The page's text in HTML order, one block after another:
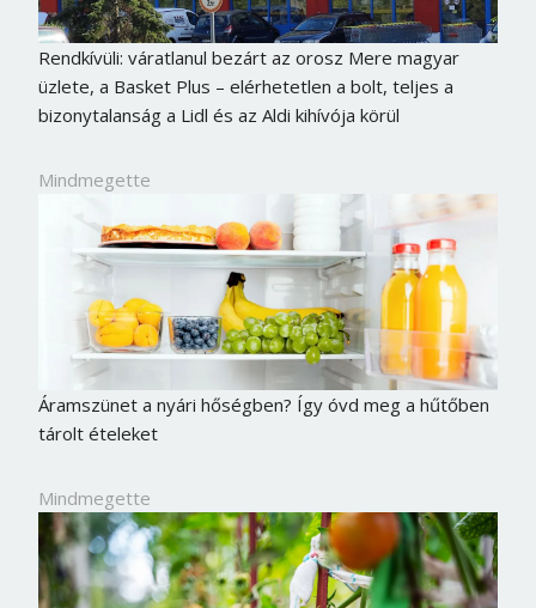
Rendkívüli: váratlanul bezárt az orosz Mere magyar
üzlete, a Basket Plus – elérhetetlen a bolt, teljes a
bizonytalanság a Lidl és az Aldi kihívója körül
Mindmegette
Áramszünet a nyári hőségben? Így óvd meg a hűtőben
tárolt ételeket
Mindmegette